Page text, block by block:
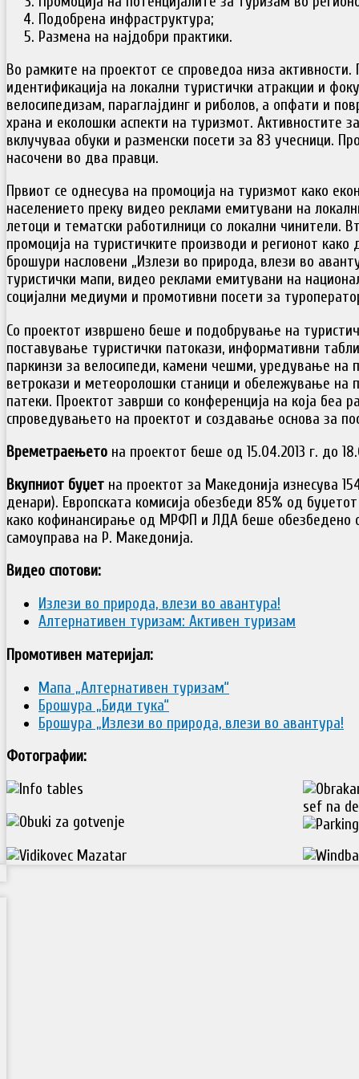
Подобрена инфраструктура;
Размена на најдобри практики.
Во рамките на проектот се спроведоа низа активности.
идентификација на локални туристички атракции и
велосипедизам, параглајдинг и риболов, а опфати и
храна и еколошки аспекти на туризмот. Активностите
вклучуваа обуки и разменски посети за 83 учесници.
насочени во два правци.
Првиот се однесува на промоција на туризмот како
населението преку видео реклами емитувани на
летоци и тематски работилници со локални чинители.
промоција на туристичките производи и регионот како
брошури насловени „Излези во природа, влези во
туристички мапи, видео реклами емитувани на
социјални медиуми и промотивни посети за
Со проектот извршено беше и подобрување на
поставување туристички патокази, информативни
паркинзи за велосипеди, камени чешми, уредување на
ветрокази и метеоролошки станици и обележување на
патеки. Проектот заврши со конференција на која беа
спроведувањето на проектот и создавање основа за
Времетраењето на проектот беше од 15.04.2013 г. до
Вкупниот буџет на проектот за Македонија изнесува
денари). Европската комисија обезбеди 85% од
како кофинансирање од МРФП и ЛДА беше обезбедено
самоуправа на Р. Македонија.
Видео спотови:
Излези во природа, влези во авантура!
Алтернативен туризам: Активен туризам
Промотивен материјал:
Мапа „Алтернативен туризам“
Брошура „Биди тука“
Брошура „Излези во природа, влези во авантура!
Фотографии: